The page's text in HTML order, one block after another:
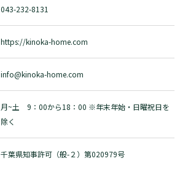
043-232-8131
https://kinoka-home.com
info@kinoka-home.com
月~土 9：00から18：00 ※年末年始・日曜祝日を
除く
千葉県知事許可（般-２）第020979号